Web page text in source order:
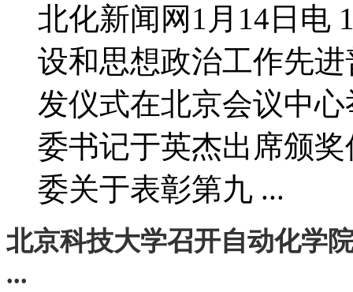
北化新闻网1月14日电
设和思想政治工作先
发仪式在北京会议中
委书记于英杰出席颁
委关于表彰第九 ...
北京科技大学召开自动化学
...